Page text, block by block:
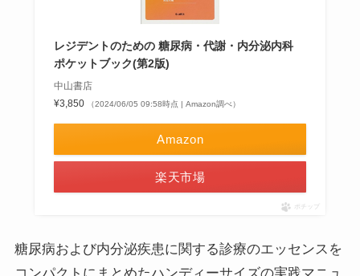
レジデントのための 糖尿病・代謝・内分泌内科
ポケットブック(第2版)
中山書店
¥3,850
（2024/06/05 09:58時点 | Amazon調べ）
Amazon
楽天市場
ポチップ
糖尿病および内分泌疾患に関する診療のエッセンスを